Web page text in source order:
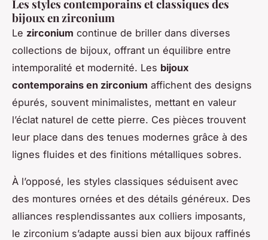
Les styles contemporains et classiques des
bijoux en zirconium
Le zirconium continue de briller dans diverses
collections de bijoux, offrant un équilibre entre
intemporalité et modernité. Les bijoux
contemporains en zirconium affichent des designs
épurés, souvent minimalistes, mettant en valeur
l’éclat naturel de cette pierre. Ces pièces trouvent
leur place dans des tenues modernes grâce à des
lignes fluides et des finitions métalliques sobres.
À l’opposé, les styles classiques séduisent avec
des montures ornées et des détails généreux. Des
alliances resplendissantes aux colliers imposants,
le zirconium s’adapte aussi bien aux bijoux raffinés